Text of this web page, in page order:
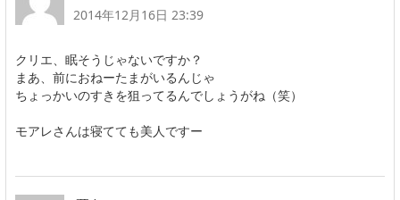
2014年12月16日 23:39
クリエ、眠そうじゃないですか？
まあ、前におねーたまがいるんじゃ
ちょっかいのすきを狙ってるんでしょうがね（笑）
モアレさんは寝てても美人ですー